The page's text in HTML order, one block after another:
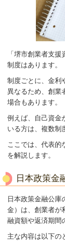
「堺市創業者支
制度はあります。
制度ごとに、金利
異なるため、創業
場合もあります。
例えば、自己資金
いる方は、複数制
ここでは、代表的
を解説します。
日本政策金
日本政策金融公庫
金）は、創業者が
融資額や返済期間
主な内容は以下の